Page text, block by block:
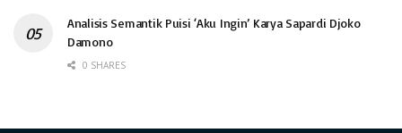
Analisis Semantik Puisi ‘Aku Ingin’ Karya Sapardi Djoko
Damono
0 SHARES